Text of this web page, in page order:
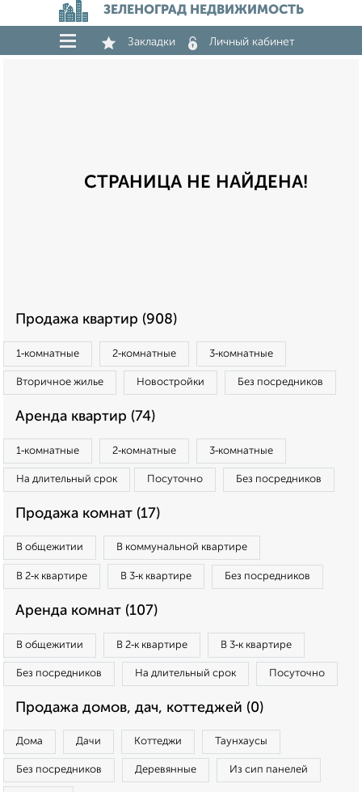
ЗЕЛЕНОГРАД НЕДВИЖИМОСТЬ
Закладки Личный кабинет
СТРАНИЦА НЕ НАЙДЕНА!
Продажа квартир (908)
1‑комнатные 2‑комнатные 3‑комнатные
Вторичное жилье Новостройки Без посредников
Аренда квартир (74)
1‑комнатные 2‑комнатные 3‑комнатные
На длительный срок Посуточно Без посредников
Продажа комнат (17)
В общежитии В коммунальной квартире
В 2‑к квартире В 3‑к квартире Без посредников
Аренда комнат (107)
В общежитии В 2‑к квартире В 3‑к квартире
Без посредников На длительный срок Посуточно
Продажа домов, дач, коттеджей (0)
Дома Дачи Коттеджи Таунхаусы
Без посредников Деревянные Из сип панелей